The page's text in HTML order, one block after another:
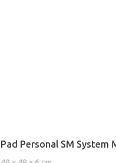
Pad Personal SM System
medie
a